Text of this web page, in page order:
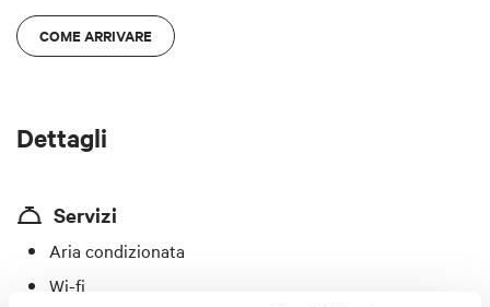
COME ARRIVARE
Dettagli
Servizi
Aria condizionata
Wi-fi